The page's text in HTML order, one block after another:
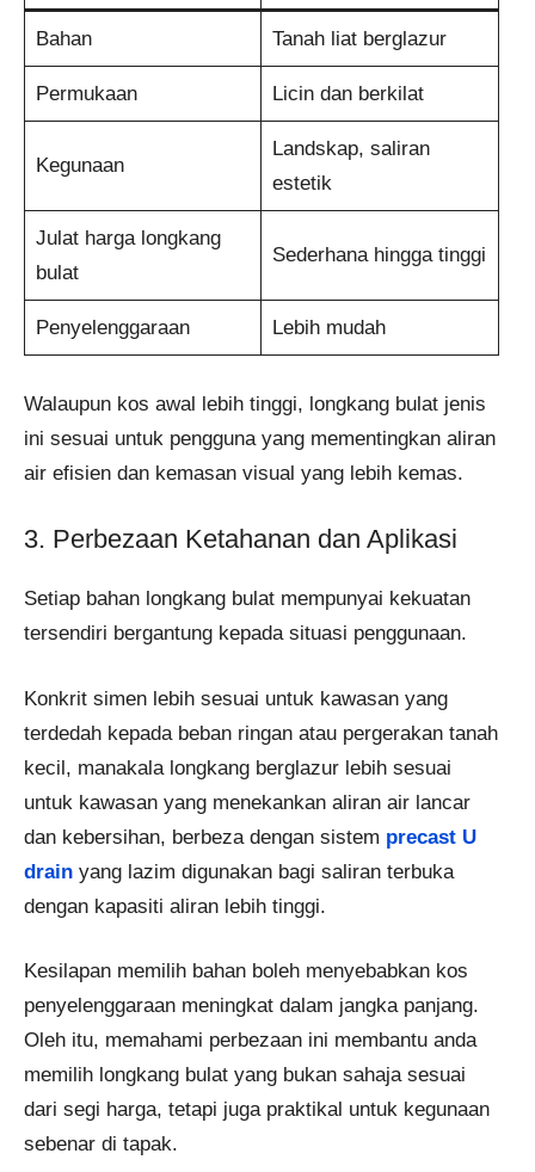
Bahan Tanah liat berglazur
Permukaan Licin dan berkilat
Kegunaan
Landskap, saliran
estetik
Julat harga longkang
bulat
Sederhana hingga tinggi
Penyelenggaraan Lebih mudah
Walaupun kos awal lebih tinggi, longkang bulat jenis
ini sesuai untuk pengguna yang mementingkan aliran
air efisien dan kemasan visual yang lebih kemas.
3. Perbezaan Ketahanan dan Aplikasi
Setiap bahan longkang bulat mempunyai kekuatan
tersendiri bergantung kepada situasi penggunaan.
Konkrit simen lebih sesuai untuk kawasan yang
terdedah kepada beban ringan atau pergerakan tanah
kecil, manakala longkang berglazur lebih sesuai
untuk kawasan yang menekankan aliran air lancar
dan kebersihan, berbeza dengan sistem precast U
drain yang lazim digunakan bagi saliran terbuka
dengan kapasiti aliran lebih tinggi.
Kesilapan memilih bahan boleh menyebabkan kos
penyelenggaraan meningkat dalam jangka panjang.
Oleh itu, memahami perbezaan ini membantu anda
memilih longkang bulat yang bukan sahaja sesuai
dari segi harga, tetapi juga praktikal untuk kegunaan
sebenar di tapak.